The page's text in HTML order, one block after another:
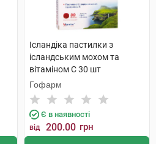
Ісландіка пастилки з
ісландським мохом та
вітаміном С 30 шт
Гофарм
Є в наявності
від 200.00 грн